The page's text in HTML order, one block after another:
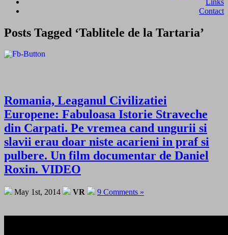
Contact
Posts Tagged ‘Tablitele de la Tartaria’
Romania, Leaganul Civilizatiei
Europene: Fabuloasa Istorie Straveche
din Carpati. Pe vremea cand ungurii si
slavii erau doar niste acarieni in praf si
pulbere. Un film documentar de Daniel
Roxin. VIDEO
May 1st, 2014 VR 9 Comments »